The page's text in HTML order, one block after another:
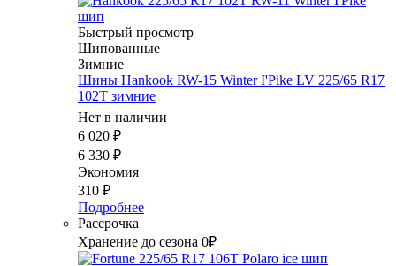
Быстрый просмотр
Шипованные
Зимние
Шины Hankook RW-15 Winter I'Pike LV 225/65 R17
102T зимние
Нет в наличии
6 020 ₽
6 330 ₽
Экономия
310 ₽
Подробнее
Рассрочка
Хранение до сезона 0₽